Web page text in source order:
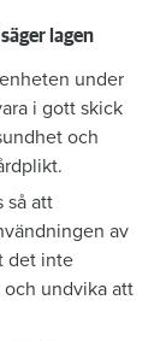
lagen
under
i gott skick
och
så att
av
det inte
undvika att